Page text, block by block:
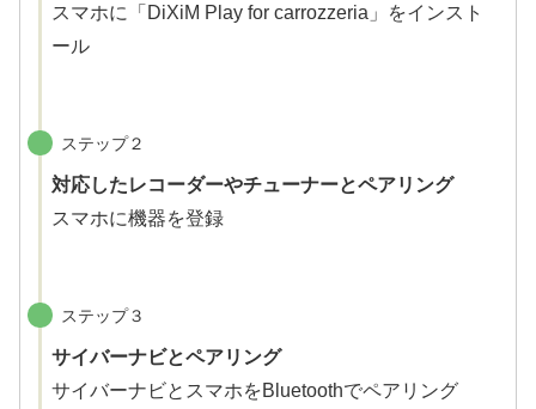
スマホに「DiXiM Play for carrozzeria」をインスト
ール
ステップ２
対応したレコーダーやチューナーとペアリング
スマホに機器を登録
ステップ３
サイバーナビとペアリング
サイバーナビとスマホをBluetoothでペアリング